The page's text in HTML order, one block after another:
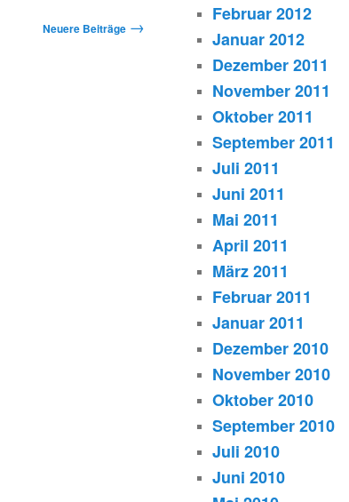
Neuere Beiträge →
Februar 2012
Januar 2012
Dezember 2011
November 2011
Oktober 2011
September 2011
Juli 2011
Juni 2011
Mai 2011
April 2011
März 2011
Februar 2011
Januar 2011
Dezember 2010
November 2010
Oktober 2010
September 2010
Juli 2010
Juni 2010